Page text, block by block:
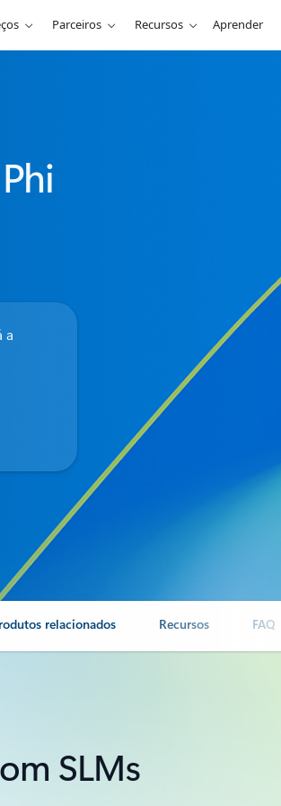
Parceiros Recursos Aprender
a
relacionados Recursos FAQ
SLMs